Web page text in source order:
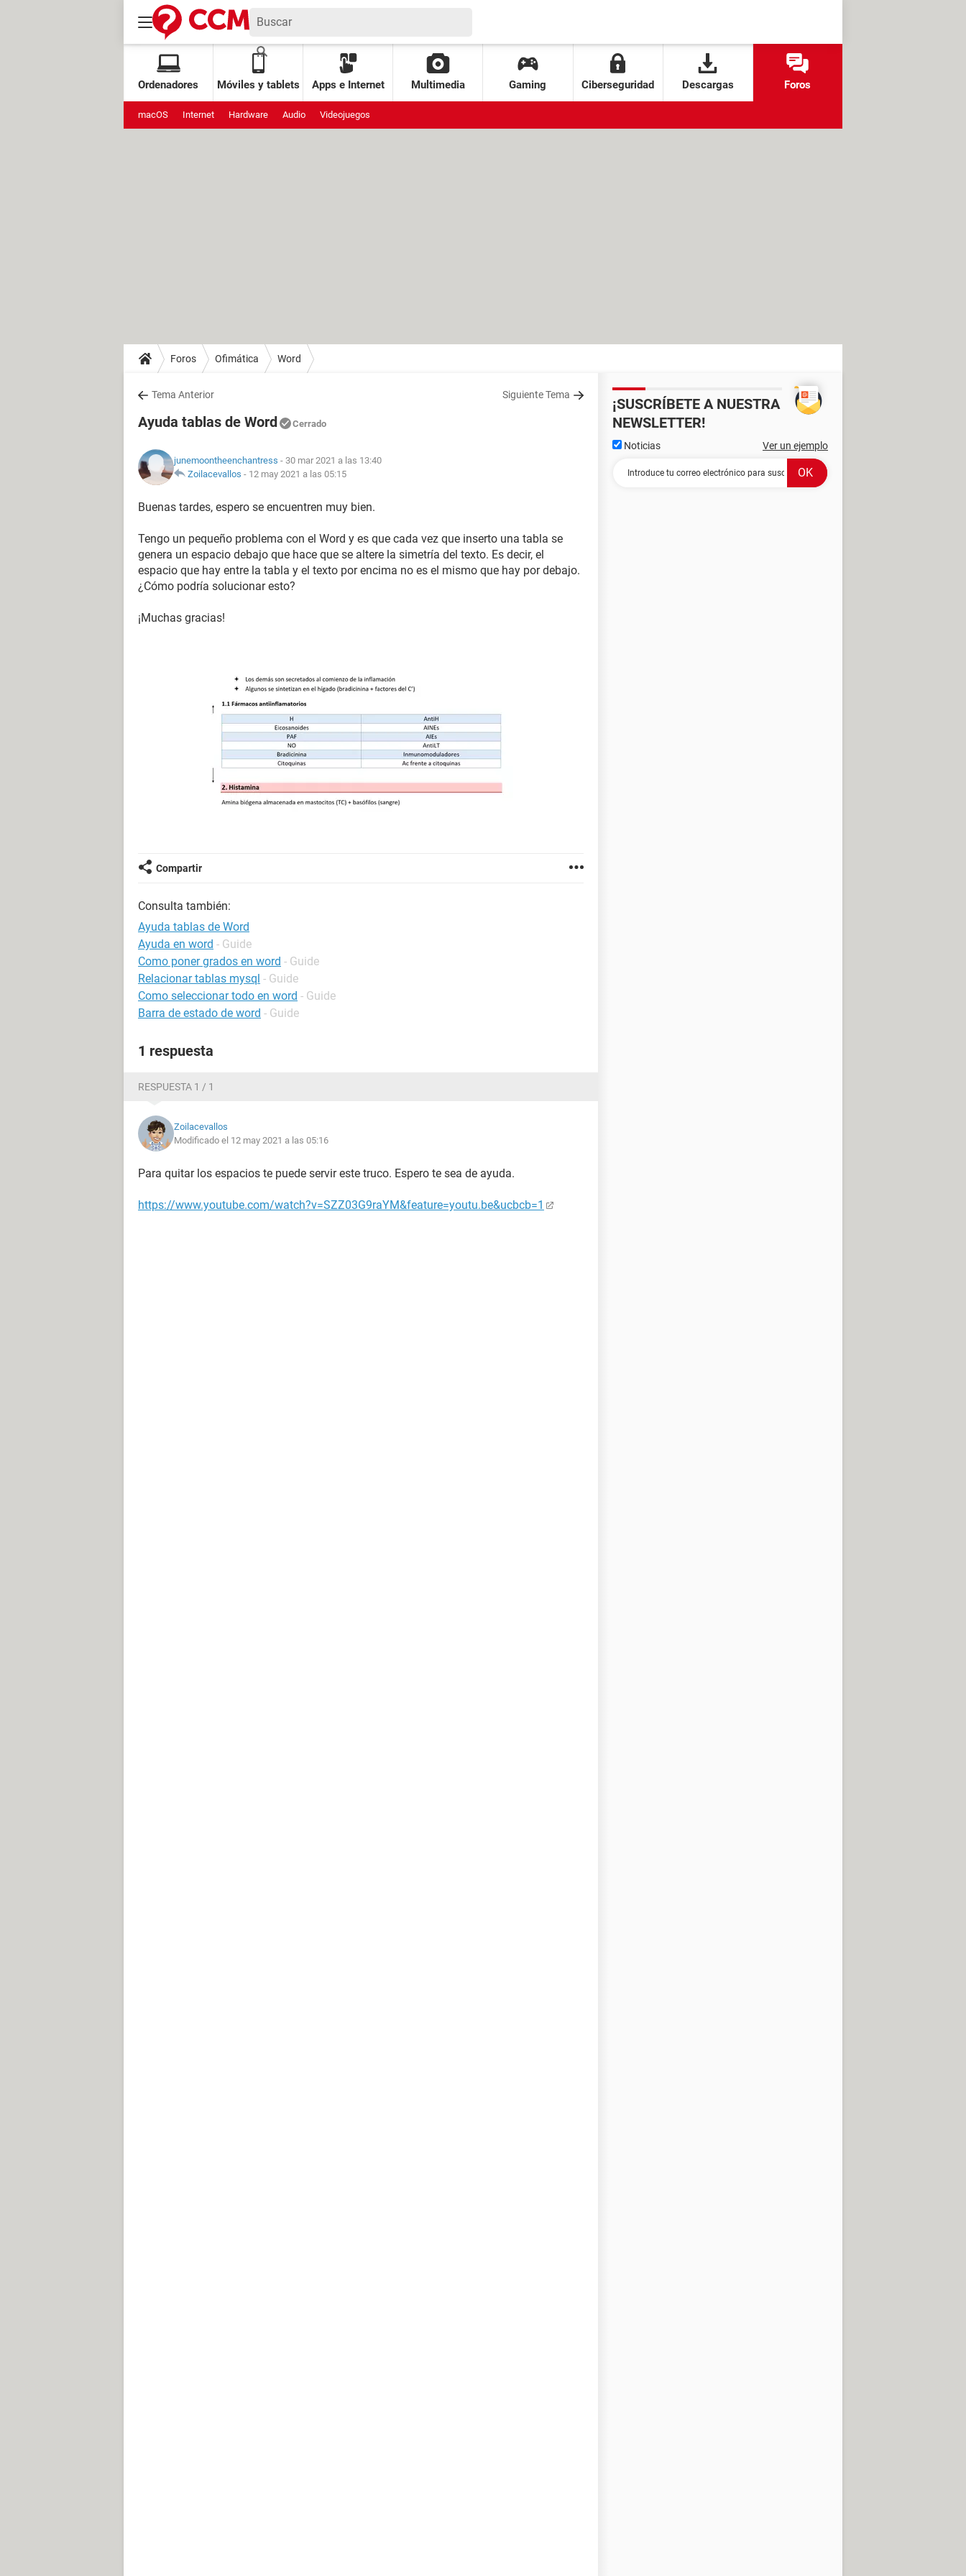
Ordenadores Móviles y tablets Apps e Internet Multimedia Gaming Ciberseguridad Descargas Foros
macOS Internet Hardware Audio Videojuegos
Foros Ofimática Word
Tema Anterior Siguiente Tema
Ayuda tablas de Word Cerrado
junemoontheenchantress - 30 mar 2021 a las 13:40
Zoilacevallos - 12 may 2021 a las 05:15
Buenas tardes, espero se encuentren muy bien.
Tengo un pequeño problema con el Word y es que cada vez que inserto una tabla se
genera un espacio debajo que hace que se altere la simetría del texto. Es decir, el
espacio que hay entre la tabla y el texto por encima no es el mismo que hay por debajo.
¿Cómo podría solucionar esto?
¡Muchas gracias!
Compartir
Consulta también:
Ayuda tablas de Word
Ayuda en word - Guide
Como poner grados en word - Guide
Relacionar tablas mysql - Guide
Como seleccionar todo en word - Guide
Barra de estado de word - Guide
1 respuesta
RESPUESTA 1 / 1
Zoilacevallos
Modificado el 12 may 2021 a las 05:16
Para quitar los espacios te puede servir este truco. Espero te sea de ayuda.
https://www.youtube.com/watch?v=SZZ03G9raYM&feature=youtu.be&ucbcb=1
¡SUSCRÍBETE A NUESTRA
NEWSLETTER!
Noticias Ver un ejemplo